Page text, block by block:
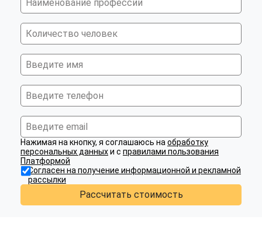
Нажимая на кнопку, я соглашаюсь на обработку
персональных данныхи с правилами пользования
Платформой
Согласен на получение информационной и рекламной
рассылки
Рассчитать стоимость